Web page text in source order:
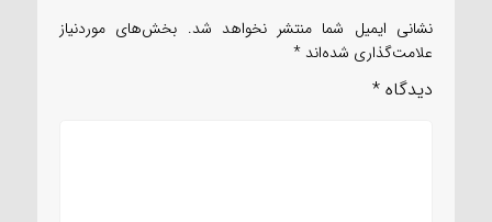
نشانی ایمیل شما منتشر نخواهد شد. بخش‌های موردنیاز
علامت‌گذاری شده‌اند *
دیدگاه *